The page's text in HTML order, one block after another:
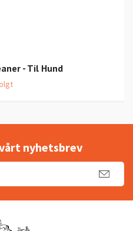
- Til Hund
nyhetsbrev